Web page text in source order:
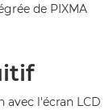
de PIXMA
avec l'écran LCD